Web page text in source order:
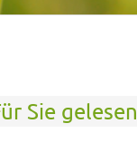
Sie gelesen